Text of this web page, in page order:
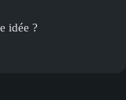
idée ?